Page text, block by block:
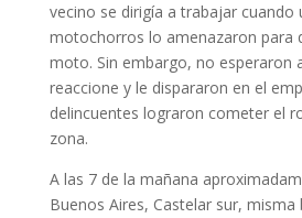
vecino se dirigía a trabajar cuando
motochorros lo amenazaron para
moto. Sin embargo, no esperaron
reaccione y le dispararon en el
delincuentes lograron cometer el
zona.
A las 7 de la mañana
Buenos Aires, Castelar sur, misma